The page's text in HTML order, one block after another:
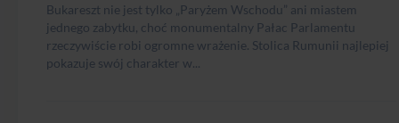
Bukareszt nie jest tylko „Paryżem Wschodu” ani miastem
jednego zabytku, choć monumentalny Pałac Parlamentu
rzeczywiście robi ogromne wrażenie. Stolica Rumunii najlepiej
pokazuje swój charakter w...